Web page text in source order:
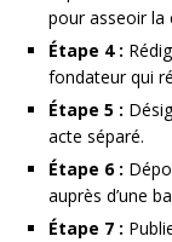
pour asseoir la
Étape 4 :
fondateur qui
Étape 5 :
acte séparé.
Étape 6 :
auprès d’une
Étape 7 :